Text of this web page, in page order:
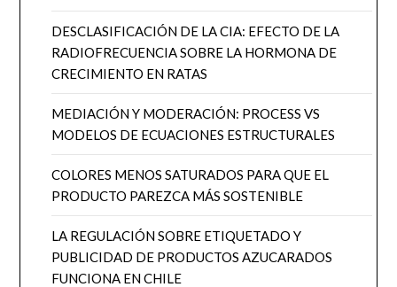
DESCLASIFICACIÓN DE LA CIA: EFECTO DE LA
RADIOFRECUENCIA SOBRE LA HORMONA DE
CRECIMIENTO EN RATAS
MEDIACIÓN Y MODERACIÓN: PROCESS VS
MODELOS DE ECUACIONES ESTRUCTURALES
COLORES MENOS SATURADOS PARA QUE EL
PRODUCTO PAREZCA MÁS SOSTENIBLE
LA REGULACIÓN SOBRE ETIQUETADO Y
PUBLICIDAD DE PRODUCTOS AZUCARADOS
FUNCIONA EN CHILE